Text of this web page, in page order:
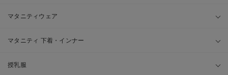
マタニティウェア
マタニティ 下着・インナー
授乳服